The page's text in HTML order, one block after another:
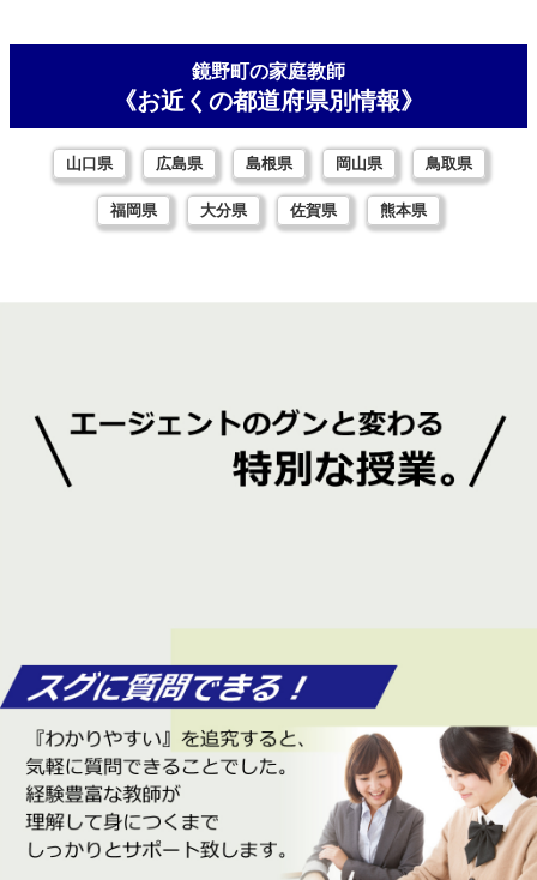
鏡野町の家庭教師
《お近くの都道府県別情報》
山口県 広島県 島根県 岡山県 鳥取県
福岡県 大分県 佐賀県 熊本県